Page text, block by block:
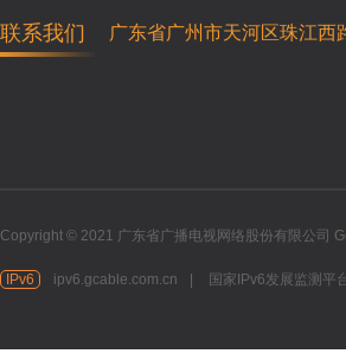
联系我们 广东省广州市天河区珠江西
Copyright © 2021 广东省广播电视网络股份有限公司
IPv6 ipv6.gcable.com.cn | 国家IPv6发展监测平